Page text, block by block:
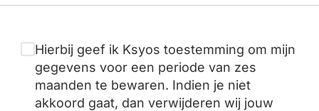
Hierbij geef ik Ksyos toestemming om mijn
gegevens voor een periode van zes
maanden te bewaren. Indien je niet
akkoord gaat, dan verwijderen wij jouw